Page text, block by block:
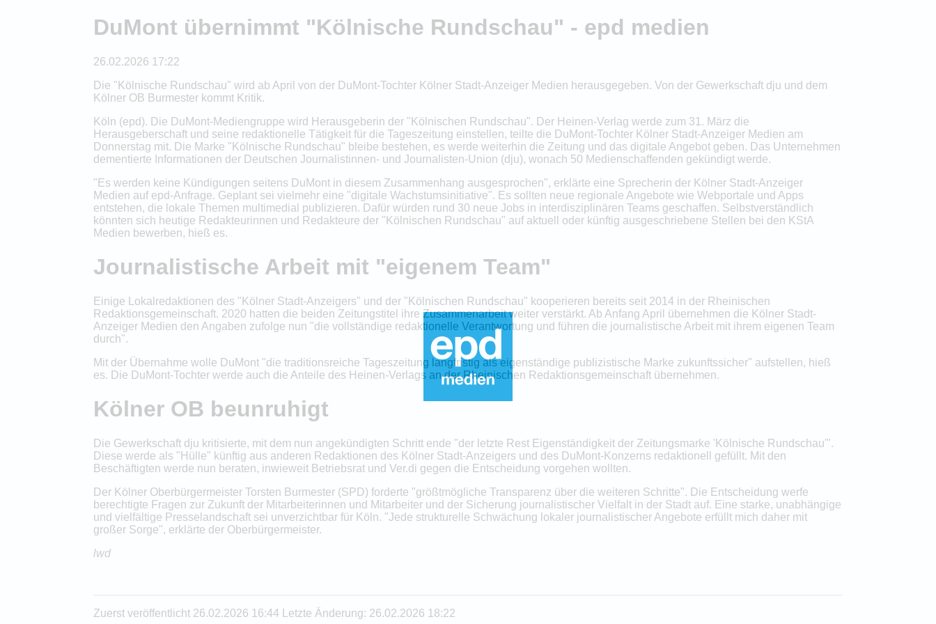
DuMont übernimmt "Kölnische Rundschau" - epd medien
26.02.2026 17:22
Die "Kölnische Rundschau" wird ab April von der DuMont-Tochter Kölner Stadt-Anzeiger Medien herausgegeben. Von der Gewerkschaft dju und dem
Kölner OB Burmester kommt Kritik.
Köln (epd). Die DuMont-Mediengruppe wird Herausgeberin der "Kölnischen Rundschau". Der Heinen-Verlag werde zum 31. März die
Herausgeberschaft und seine redaktionelle Tätigkeit für die Tageszeitung einstellen, teilte die DuMont-Tochter Kölner Stadt-Anzeiger Medien am
Donnerstag mit. Die Marke "Kölnische Rundschau" bleibe bestehen, es werde weiterhin die Zeitung und das digitale Angebot geben. Das Unternehmen
dementierte Informationen der Deutschen Journalistinnen- und Journalisten-Union (dju), wonach 50 Medienschaffenden gekündigt werde.
"Es werden keine Kündigungen seitens DuMont in diesem Zusammenhang ausgesprochen", erklärte eine Sprecherin der Kölner Stadt-Anzeiger
Medien auf epd-Anfrage. Geplant sei vielmehr eine "digitale Wachstumsinitiative". Es sollten neue regionale Angebote wie Webportale und Apps
entstehen, die lokale Themen multimedial publizieren. Dafür würden rund 30 neue Jobs in interdisziplinären Teams geschaffen. Selbstverständlich
könnten sich heutige Redakteurinnen und Redakteure der "Kölnischen Rundschau" auf aktuell oder künftig ausgeschriebene Stellen bei den KStA
Medien bewerben, hieß es.
Journalistische Arbeit mit "eigenem Team"
Einige Lokalredaktionen des "Kölner Stadt-Anzeigers" und der "Kölnischen Rundschau" kooperieren bereits seit 2014 in der Rheinischen
Redaktionsgemeinschaft. 2020 hatten die beiden Zeitungstitel ihre Zusammenarbeit weiter verstärkt. Ab Anfang April übernehmen die Kölner Stadt-
Anzeiger Medien den Angaben zufolge nun "die vollständige redaktionelle Verantwortung und führen die journalistische Arbeit mit ihrem eigenen Team
durch".
Mit der Übernahme wolle DuMont "die traditionsreiche Tageszeitung langfristig als eigenständige publizistische Marke zukunftssicher" aufstellen, hieß
es. Die DuMont-Tochter werde auch die Anteile des Heinen-Verlags an der Rheinischen Redaktionsgemeinschaft übernehmen.
Kölner OB beunruhigt
Die Gewerkschaft dju kritisierte, mit dem nun angekündigten Schritt ende "der letzte Rest Eigenständigkeit der Zeitungsmarke 'Kölnische Rundschau'".
Diese werde als "Hülle" künftig aus anderen Redaktionen des Kölner Stadt-Anzeigers und des DuMont-Konzerns redaktionell gefüllt. Mit den
Beschäftigten werde nun beraten, inwieweit Betriebsrat und Ver.di gegen die Entscheidung vorgehen wollten.
Der Kölner Oberbürgermeister Torsten Burmester (SPD) forderte "größtmögliche Transparenz über die weiteren Schritte". Die Entscheidung werfe
berechtigte Fragen zur Zukunft der Mitarbeiterinnen und Mitarbeiter und der Sicherung journalistischer Vielfalt in der Stadt auf. Eine starke, unabhängige
und vielfältige Presselandschaft sei unverzichtbar für Köln. "Jede strukturelle Schwächung lokaler journalistischer Angebote erfüllt mich daher mit
großer Sorge", erklärte der Oberbürgermeister.
lwd
Zuerst veröffentlicht 26.02.2026 16:44 Letzte Änderung: 26.02.2026 18:22